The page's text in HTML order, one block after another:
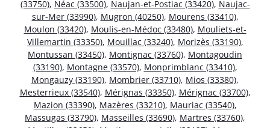
(33750), Néac (33500), Naujan-et-Postiac (33420), Naujac-
sur-Mer (33990), Mugron (40250), Mourens (33410),
Moulon (33420), Moulis-en-Médoc (33480), Mouliets-et-
Villemartin (33350), Mouillac (33240), Morizès (33190),
Montussan (33450), Montignac (33760), Montagoudin
(33190), Montagne (33570), Monprimblanc (33410),
Mongauzy (33190), Mombrier (33710), Mios (33380),
Mesterrieux (33540), Mérignas (33350), Mérignac (33700),
Mazion (33390), Mazères (33210), Mauriac (33540),
Massugas (33790), Masseilles (33690), Martres (33760),